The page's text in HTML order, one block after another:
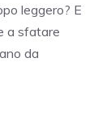
leggero? E
a sfatare
da